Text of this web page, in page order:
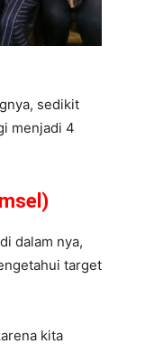
sedikit
menjadi 4
dalam nya,
target
kita